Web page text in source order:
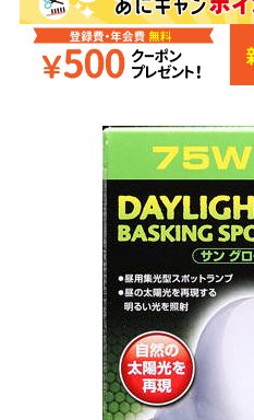
あにまるキャンパスについて
アフターサービス
お買い物ガイド
お問い合わせ
アフターサービス
商品リクエスト
お買い物ガイド
お問い合わせ